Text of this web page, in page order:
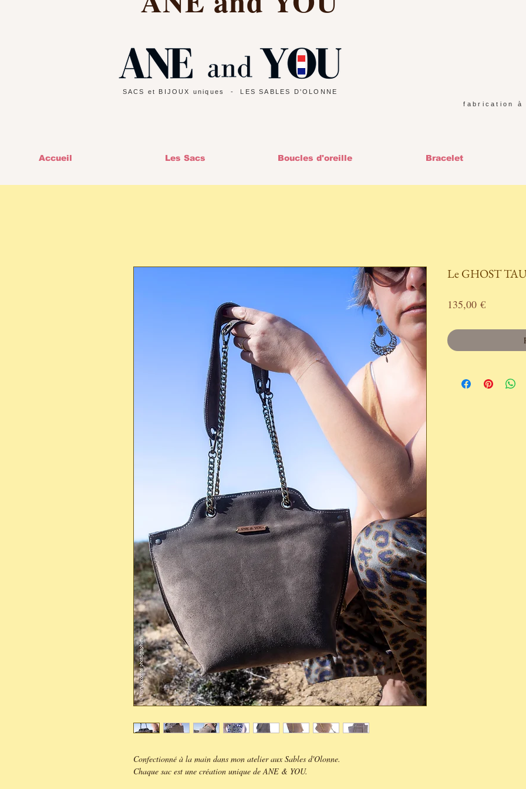
SACS et BIJOUX uniques
- LES SABLES D'OLONNE
fabrication à
Accueil Les Sacs Boucles d'oreille Bracelet
Confectionné à la main dans mon atelier aux Sables d'Olonne.
Chaque sac est une création unique de ANE & YOU.
Le GHOST
135,00 €Prix